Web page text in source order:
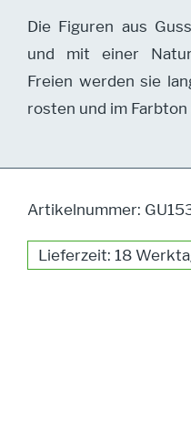
Die Figuren aus
und mit einer
Freien werden sie
rosten und im
Artikelnummer:
Lieferzeit: 18